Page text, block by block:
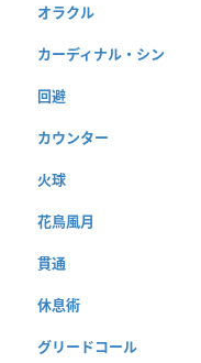
オラクル
カーディナル・シン
回避
カウンター
火球
花鳥風月
貫通
休息術
グリードコール